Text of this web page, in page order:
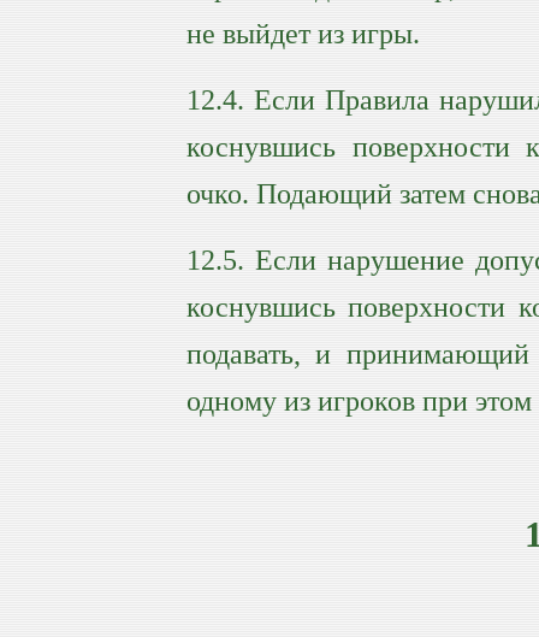
не выйдет из игры.
12.4. Если Правила
коснувшись поверхности
очко. Подающий затем
12.5. Если нарушение
коснувшись поверхности
подавать, и
одному из игроков при этом